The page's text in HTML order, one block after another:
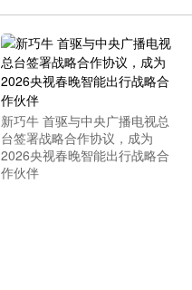
新巧牛 首驱与中央广播电视总
台签署战略合作协议，成为
2026央视春晚智能出行战略合
作伙伴